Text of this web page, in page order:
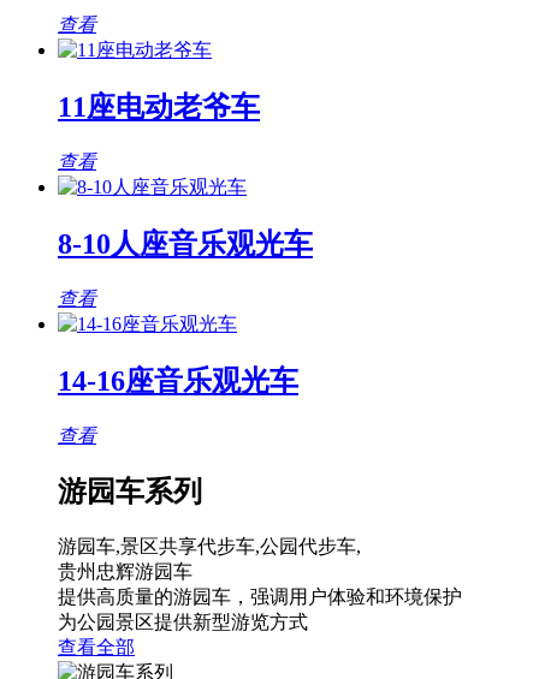
查看
11座电动老爷车
查看
8-10人座音乐观光车
查看
14-16座音乐观光车
查看
游园车系列
游园车,景区共享代步车,公园代步车,
贵州忠辉游园车
提供高质量的游园车，强调用户体验和环境保护
为公园景区提供新型游览方式
查看全部